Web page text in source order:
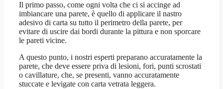
Il primo passo, come ogni volta che ci si accinge ad
imbiancare una parete, è quello di applicare il nastro
adesivo di carta su tutto il perimetro della parete, per
evitare di uscire dai bordi durante la pittura e non sporcare
le pareti vicine.
A questo punto, i nostri esperti preparano accuratamente la
parete, che deve essere priva di lesioni, fori, punti scrostati
o cavillature, che, se presenti, vanno accuratamente
stuccate e levigate con carta vetrata leggera.